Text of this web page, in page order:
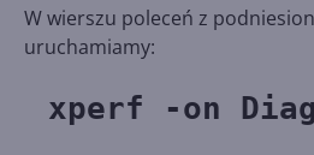
W wierszu poleceń z
uruchamiamy:
xperf -on